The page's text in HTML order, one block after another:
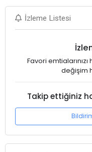
İzleme Listesi
Favori
değişim
Takip ettiğiniz